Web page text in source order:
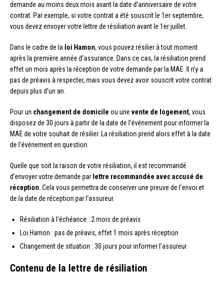
demande au moins deux mois avant la date d’anniversaire de votre
contrat. Par exemple, si votre contrat a été souscrit le 1er septembre,
vous devez envoyer votre lettre de résiliation avant le 1er juillet.
Dans le cadre de la loi Hamon, vous pouvez résilier à tout moment
après la première année d’assurance. Dans ce cas, la résiliation prend
effet un mois après la réception de votre demande par la MAE. Il n’y a
pas de préavis à respecter, mais vous devez avoir souscrit votre contrat
depuis plus d’un an.
Pour un changement de domicile ou une vente de logement, vous
disposez de 30 jours à partir de la date de l’événement pour informer la
MAE de votre souhait de résilier. La résiliation prend alors effet à la date
de l’événement en question.
Quelle que soit la raison de votre résiliation, il est recommandé
d’envoyer votre demande par lettre recommandée avec accusé de
réception . Cela vous permettra de conserver une preuve de l’envoi et
de la date de réception par l’assureur.
Résiliation à l’échéance : 2 mois de préavis
Loi Hamon : pas de préavis, effet 1 mois après réception
Changement de situation : 30 jours pour informer l’assureur
Contenu de la lettre de résiliation